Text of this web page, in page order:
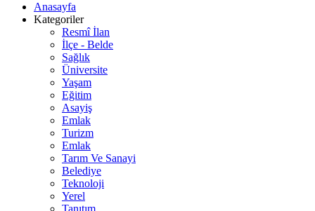
Anasayfa
Kategoriler
Resmî İlan
İlçe - Belde
Sağlık
Üniversite
Yaşam
Eğitim
Asayiş
Emlak
Turizm
Emlak
Tarım Ve Sanayi
Belediye
Teknoloji
Yerel